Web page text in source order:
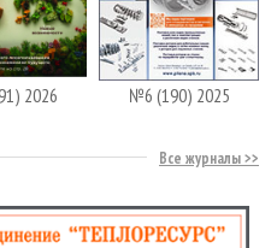
2026 №6 (190) 2025
Все журналы